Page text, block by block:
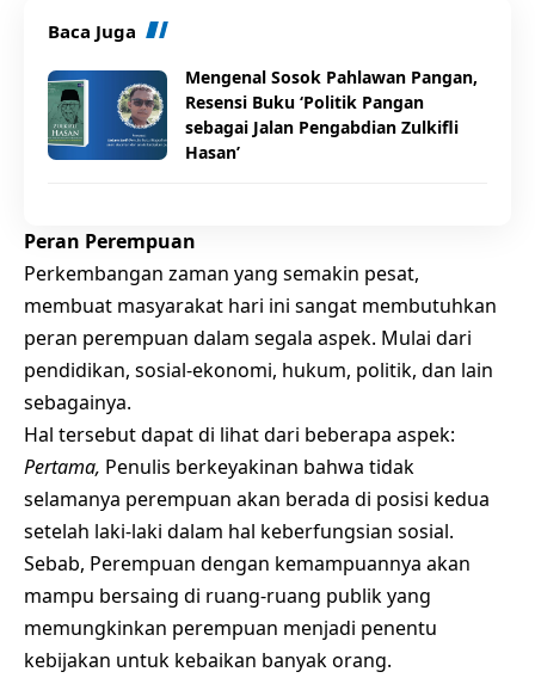
Baca Juga
Mengenal Sosok Pahlawan Pangan,
Resensi Buku ‘Politik Pangan
sebagai Jalan Pengabdian Zulkifli
Hasan’
Peran Perempuan
Perkembangan zaman yang semakin pesat,
membuat masyarakat hari ini sangat membutuhkan
peran perempuan dalam segala aspek. Mulai dari
pendidikan, sosial-ekonomi, hukum, politik, dan lain
sebagainya.
Hal tersebut dapat di lihat dari beberapa aspek:
Pertama, Penulis berkeyakinan bahwa tidak
selamanya perempuan akan berada di posisi kedua
setelah laki-laki dalam hal keberfungsian sosial.
Sebab, Perempuan dengan kemampuannya akan
mampu bersaing di ruang-ruang publik yang
memungkinkan perempuan menjadi penentu
kebijakan untuk kebaikan banyak orang.